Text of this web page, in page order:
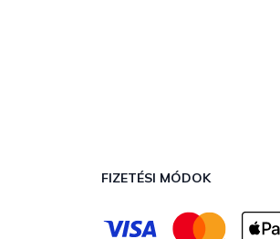
FIZETÉSI MÓDOK